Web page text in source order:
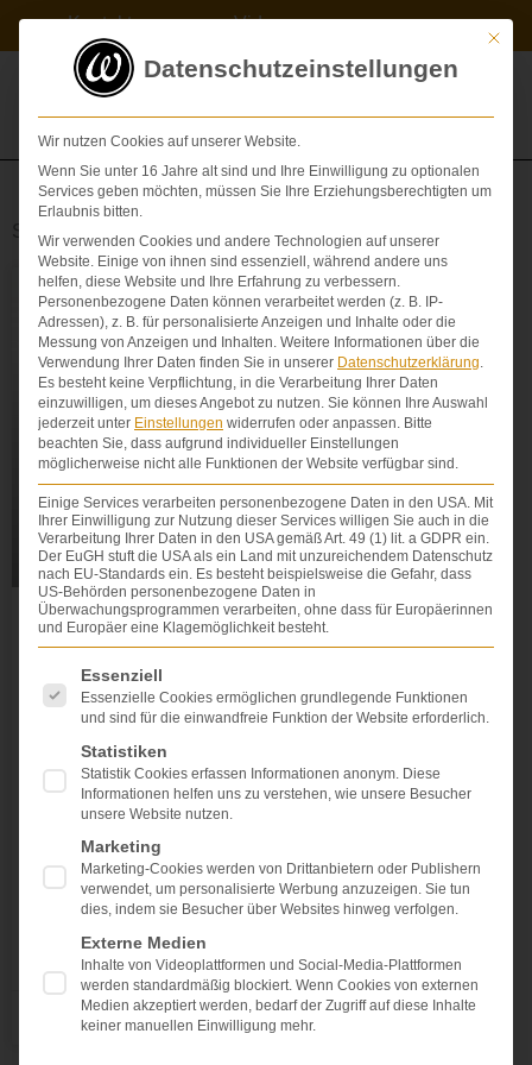
springen
Kontakt Videos
Schlagwort: Zukunftsschaden
ABFINDUNGSVERGLEICH
Uneingeschränkte Ersatzpflicht für
Zukunftsschäden
Einen durch einen Verkehrsunfall oder einen
Behandlungsfehler Geschädigter hat Anspruch auf
Ersatz seiner zukünftigen Schäden. Es besteht aber
die Gefahr, dass Verjährung eintritt und solche
Schäden nicht mehr geltend gemacht werden können.
Das gilt es zu verhindern. Zu diesem Zwecke muss
der Haftpflichtversicherer den Anspruch entweder in
einer Weise anerkennen
WEITERLESEN »
Dr. Dr. Lovis Wambach
Mit
Datenschutzeinstellungen
Wir nutzen Cookies auf unserer Website.
Wenn Sie unter 16 Jahre alt sind und Ihre Einwilligung zu optionalen
Services geben möchten, müssen Sie Ihre Erziehungsberechtigten um
Erlaubnis bitten.
Wir verwenden Cookies und andere Technologien auf unserer
Website. Einige von ihnen sind essenziell, während andere uns
helfen, diese Website und Ihre Erfahrung zu verbessern.
Personenbezogene Daten können verarbeitet werden (z. B. IP-
Adressen), z. B. für personalisierte Anzeigen und Inhalte oder die
Messung von Anzeigen und Inhalten. Weitere Informationen über die
Verwendung Ihrer Daten finden Sie in unserer Datenschutzerklärung.
Es besteht keine Verpflichtung, in die Verarbeitung Ihrer Daten
einzuwilligen, um dieses Angebot zu nutzen. Sie können Ihre Auswahl
jederzeit unter Einstellungen widerrufen oder anpassen. Bitte
beachten Sie, dass aufgrund individueller Einstellungen
möglicherweise nicht alle Funktionen der Website verfügbar sind.
Einige Services verarbeiten personenbezogene Daten in den USA. Mit
Ihrer Einwilligung zur Nutzung dieser Services willigen Sie auch in die
Verarbeitung Ihrer Daten in den USA gemäß Art. 49 (1) lit. a GDPR ein.
Der EuGH stuft die USA als ein Land mit unzureichendem Datenschutz
nach EU-Standards ein. Es besteht beispielsweise die Gefahr, dass
US-Behörden personenbezogene Daten in
Überwachungsprogrammen verarbeiten, ohne dass für Europäerinnen
und Europäer eine Klagemöglichkeit besteht.
Es folgt eine Liste der Service-Gruppen, für die eine
Essenziell
Essenzielle Cookies ermöglichen grundlegende Funktionen
und sind für die einwandfreie Funktion der Website erforderlich.
Statistiken
Statistik Cookies erfassen Informationen anonym. Diese
Informationen helfen uns zu verstehen, wie unsere Besucher
unsere Website nutzen.
Marketing
Marketing-Cookies werden von Drittanbietern oder Publishern
verwendet, um personalisierte Werbung anzuzeigen. Sie tun
dies, indem sie Besucher über Websites hinweg verfolgen.
Externe Medien
Inhalte von Videoplattformen und Social-Media-Plattformen
werden standardmäßig blockiert. Wenn Cookies von externen
Medien akzeptiert werden, bedarf der Zugriff auf diese Inhalte
keiner manuellen Einwilligung mehr.